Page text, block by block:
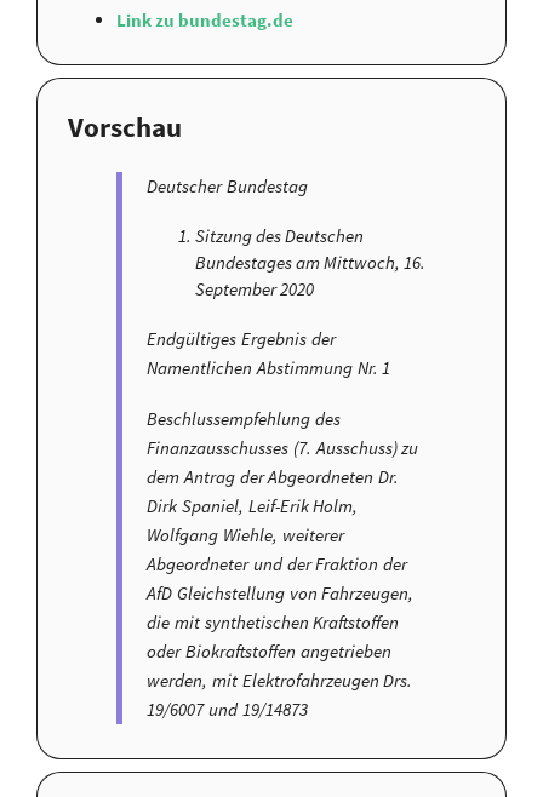
Link zu bundestag.de
Vorschau
Deutscher Bundestag
Sitzung des Deutschen
Bundestages am Mittwoch, 16.
September 2020
Endgültiges Ergebnis der
Namentlichen Abstimmung Nr. 1
Beschlussempfehlung des
Finanzausschusses (7. Ausschuss) zu
dem Antrag der Abgeordneten Dr.
Dirk Spaniel, Leif-Erik Holm,
Wolfgang Wiehle, weiterer
Abgeordneter und der Fraktion der
AfD Gleichstellung von Fahrzeugen,
die mit synthetischen Kraftstoffen
oder Biokraftstoffen angetrieben
werden, mit Elektrofahrzeugen Drs.
19/6007 und 19/14873